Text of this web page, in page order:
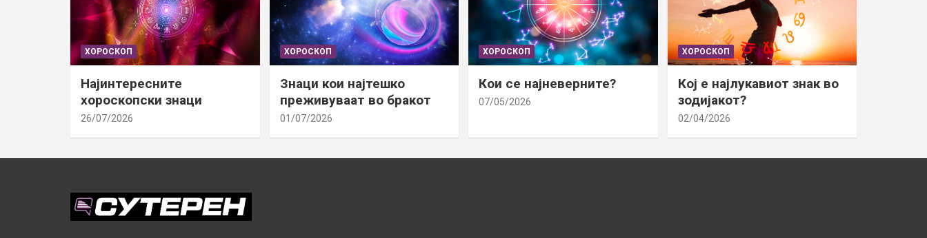
ХОРОСКОП
Најинтересните
хороскопски знаци
26/07/2026
ХОРОСКОП
Знаци кои најтешко
преживуваат во бракот
01/07/2026
ХОРОСКОП
Кои се најневерните?
07/05/2026
ХОРОСКОП
Кој е најлукавиот знак во
зодијакот?
02/04/2026